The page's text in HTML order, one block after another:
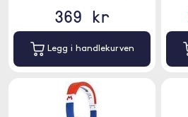
369 kr
Legg i handlekurven